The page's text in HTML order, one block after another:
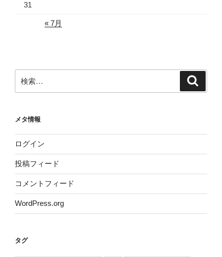
31
« 7月
索:
メタ情報
ログイン
投稿フィード
コメントフィード
WordPress.org
タグ